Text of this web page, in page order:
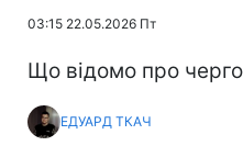
03:15 22.05.2026 Пт
Що відомо про
ЕДУАРД ТКАЧ